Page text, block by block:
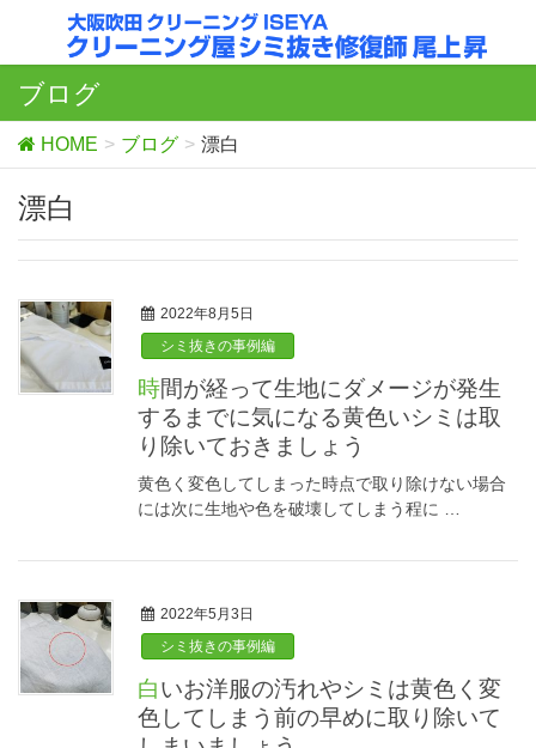
ブログ
HOME ブログ 漂白
漂白
2022年8月5日
シミ抜きの事例編
時間が経って生地にダメージが発生
するまでに気になる黄色いシミは取
り除いておきましょう
黄色く変色してしまった時点で取り除けない場合
には次に生地や色を破壊してしまう程に …
2022年5月3日
シミ抜きの事例編
白いお洋服の汚れやシミは黄色く変
色してしまう前の早めに取り除いて